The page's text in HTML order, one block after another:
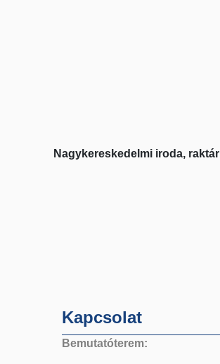
Nagykereskedelmi iroda, raktár
Kapcsolat
Bemutatóterem: